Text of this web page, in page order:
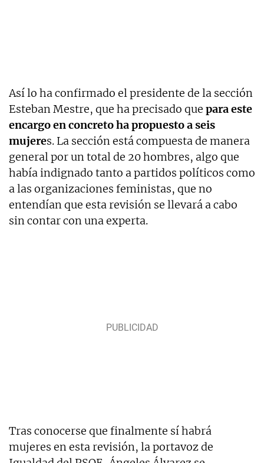
Así lo ha confirmado el presidente de la sección
Esteban Mestre, que ha precisado que para este
encargo en concreto ha propuesto a seis
mujeres. La sección está compuesta de manera
general por un total de 20 hombres, algo que
había indignado tanto a partidos políticos como
a las organizaciones feministas, que no
entendían que esta revisión se llevará a cabo
sin contar con una experta.
Tras conocerse que finalmente sí habrá
mujeres en esta revisión, la portavoz de